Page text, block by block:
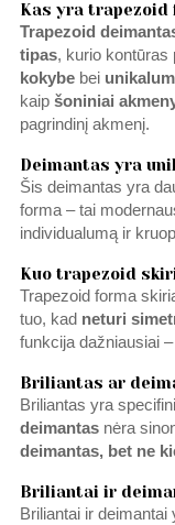
Kas yra
Trapezoid
tipas, kurio kontūras
kokybebei
kaip šoniniai
pagrindinį akmenį.
Deimantas yra
Šis deimantas yra
forma – tai
individualumą ir
Kuo trapezoid
Trapezoid forma
tuo, kad neturi
funkcija dažniausiai –
Briliantas ar
Briliantas yra
deimantasnėra
deimantas, bet ne
Briliantai ir
Briliantai ir